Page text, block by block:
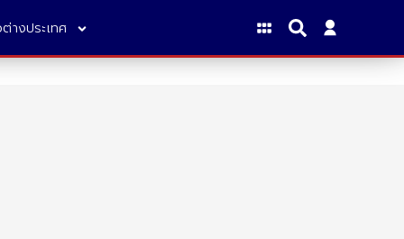
ต่างประเทศ